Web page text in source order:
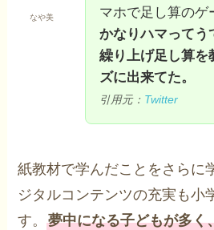
なや美
マホで足し算のゲ
かなりハマってう
繰り上げ足し算を
ズに出来てた。
引用元： Twitter
紙教材で学んだことをさらに
ジタルコンテンツの充実も小
す。夢中になる子どもが多く